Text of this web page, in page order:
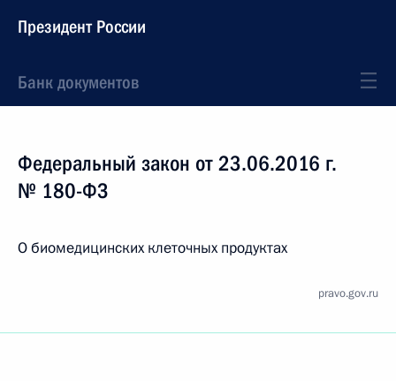
Президент России
Банк документов
Федеральный закон от 23.06.2016 г.
№ 180-ФЗ
О биомедицинских клеточных продуктах
pravo.gov.ru